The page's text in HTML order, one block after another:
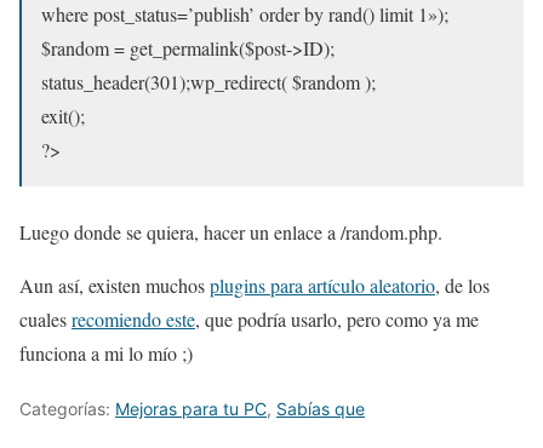
where post_status=’publish’ order by rand() limit 1»);
$random = get_permalink($post->ID);
status_header(301);wp_redirect( $random );
exit();
?>
Luego donde se quiera, hacer un enlace a /random.php.
Aun así, existen muchosplugins para artículo aleatorio, de los
cualesrecomiendo este, que podría usarlo, pero como ya me
funciona a mi lo mío ;)
Categorías: Mejoras para tu PC, Sabías que